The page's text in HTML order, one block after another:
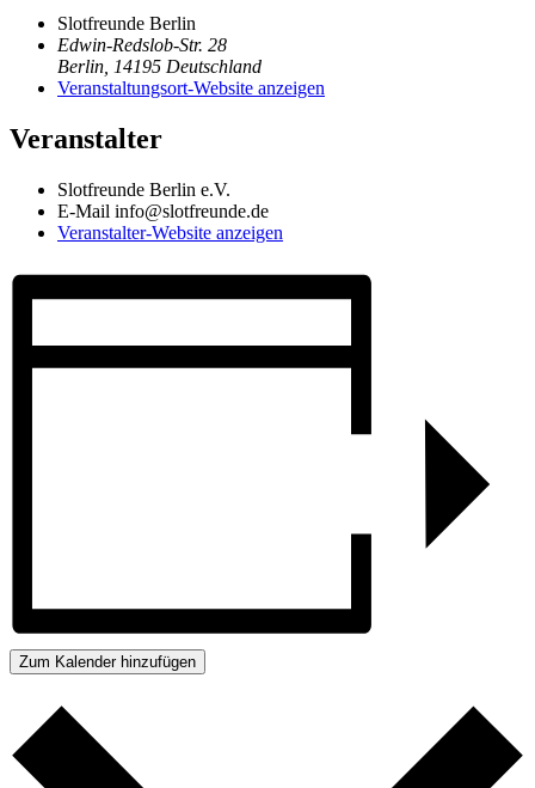
Slotfreunde Berlin
Edwin-Redslob-Str. 28
Berlin 14195 Deutschland
Veranstaltungsort-Website anzeigen
Veranstalter
Slotfreunde Berlin e.V.
E-Mail info@slotfreunde.de
Veranstalter-Website anzeigen
Zum Kalender hinzufügen